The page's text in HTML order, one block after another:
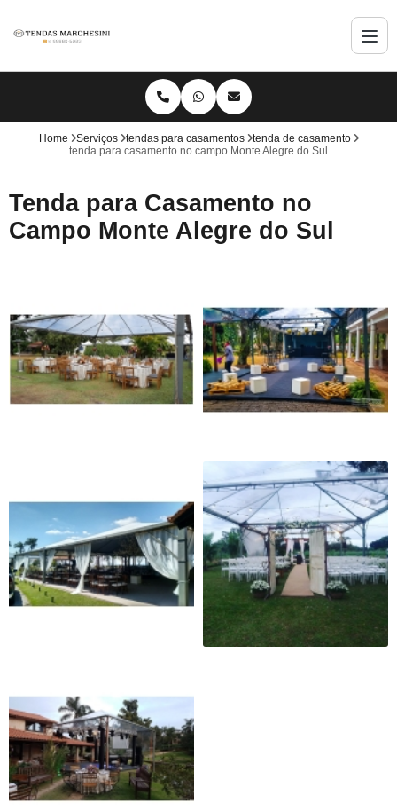
Home Serviços tendas para casamentos
tenda de casamento
tenda para casamento no campo Monte Alegre do Sul
Tenda para Casamento no
Campo Monte Alegre do Sul